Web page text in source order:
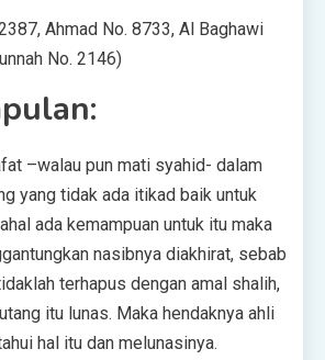
Ahmad No. 8733, Al Baghawi
No. 2146)
–walau pun mati syahid- dalam
yang tidak ada itikad baik untuk
ada kemampuan untuk itu maka
nasibnya diakhirat, sebab
terhapus dengan amal shalih,
itu lunas. Maka hendaknya ahli
hal itu dan melunasinya.